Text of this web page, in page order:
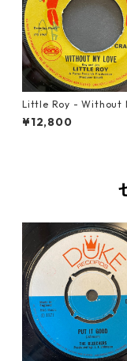
Little Roy - Without
e【7-21990】
¥12,800